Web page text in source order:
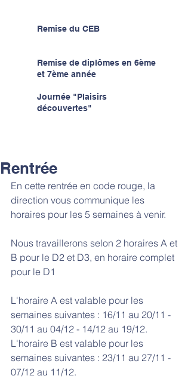
Remise du CEB
Remise de diplômes en 6ème
et 7ème année
Journée "Plaisirs
découvertes"
Rentrée
En cette rentrée en code rouge, la
direction vous communique les
horaires pour les 5 semaines à venir.
Nous travaillerons selon 2 horaires A et
B pour le D2 et D3, en horaire complet
pour le D1
L'horaire A est valable pour les
semaines suivantes : 16/11 au 20/11 -
30/11 au 04/12 - 14/12 au 19/12.
L'horaire B est valable pour les
semaines suivantes : 23/11 au 27/11 -
07/12 au 11/12.